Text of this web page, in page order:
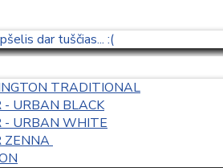
dar tuščias... :(
TRADITIONAL
- URBAN BLACK
- URBAN WHITE
ZENNA